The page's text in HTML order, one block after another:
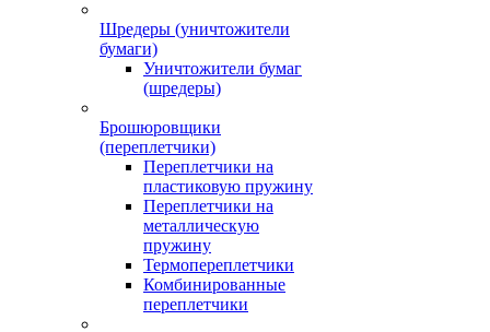
Шредеры (уничтожители
бумаги)
Уничтожители бумаг
(шредеры)
Брошюровщики
(переплетчики)
Переплетчики на
пластиковую пружину
Переплетчики на
металлическую
пружину
Термопереплетчики
Комбинированные
переплетчики